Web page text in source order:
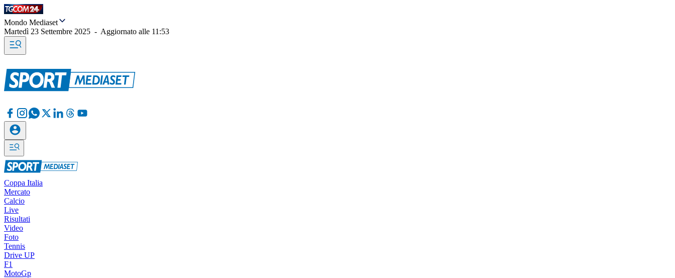
Mondo Mediaset
Martedì 23 Settembre 2025 - Aggiornato alle 11:53
Coppa Italia
Mercato
Calcio
Live
Risultati
Video
Foto
Tennis
Drive UP
F1
MotoGp